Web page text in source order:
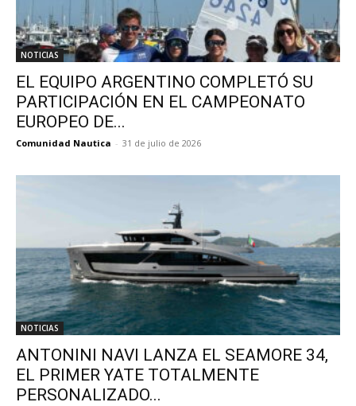
NOTICIAS
EL EQUIPO ARGENTINO COMPLETÓ SU
PARTICIPACIÓN EN EL CAMPEONATO
EUROPEO DE...
Comunidad Nautica - 31 de julio de 2026
NOTICIAS
ANTONINI NAVI LANZA EL SEAMORE 34,
EL PRIMER YATE TOTALMENTE
PERSONALIZADO...